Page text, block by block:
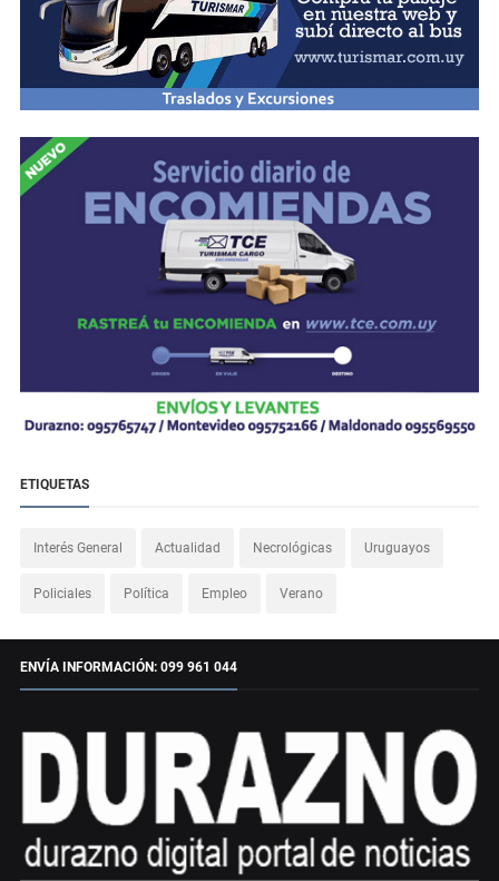
ETIQUETAS
Interés General Actualidad Necrológicas Uruguayos
Policiales Política Empleo Verano
ENVÍA INFORMACIÓN: 099 961 044